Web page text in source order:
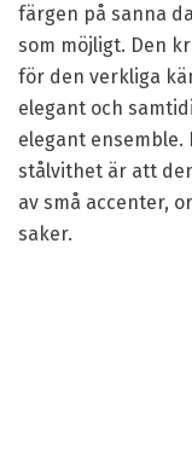
färgen på sanna
som möjligt. Den
för den verkliga
elegant och
elegant ensemble.
stålvithet är att
av små accenter,
saker.